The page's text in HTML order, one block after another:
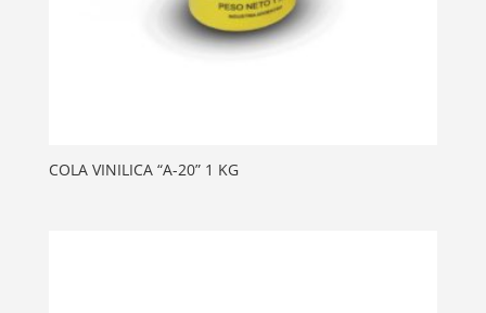
COLA VINILICA “A-20” 1 KG